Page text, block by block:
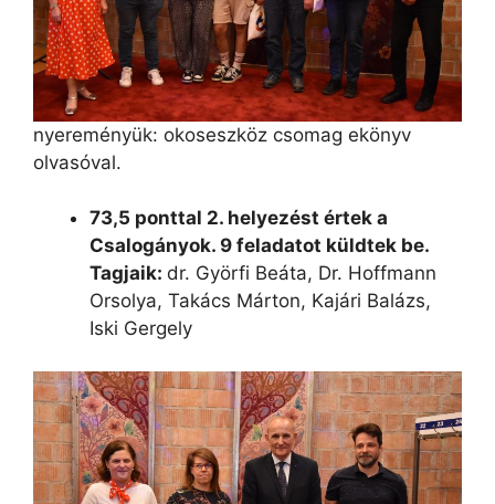
nyereményük: okoseszköz csomag ekönyv
olvasóval.
73,5 ponttal 2. helyezést értek a
Csalogányok. 9 feladatot küldtek be.
Tagjaik: dr. Györfi Beáta, Dr. Hoffmann
Orsolya, Takács Márton, Kajári Balázs,
Iski Gergely